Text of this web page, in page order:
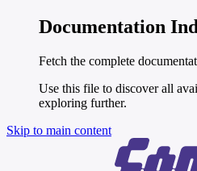
Documentation
Fetch the complete
Use this file to discover all
exploring further.
Skip to main content